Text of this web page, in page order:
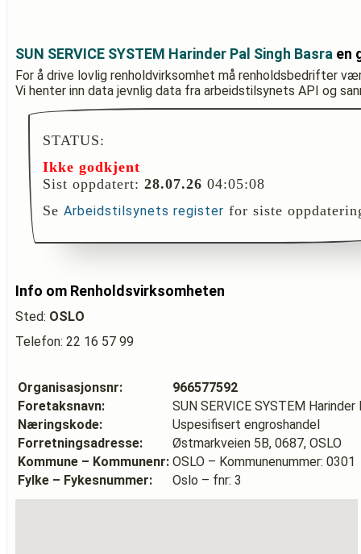
SUN SERVICE SYSTEM Harinder Pal Singh Basra en
For å drive lovlig renholdvirksomhet må renholdsbedrifter
Vi henter inn data jevnlig data fra arbeidstilsynets API og
STATUS:
Ikke godkjent
Sist oppdatert: 28.07.26 04:05:08
Se Arbeidstilsynets register for siste
Info om Renholdsvirksomheten
Sted: OSLO
Telefon: 22 16 57 99
Organisasjonsnr:
966577592
Foretaksnavn:
SUN SERVICE SYSTEM Harinder
Næringskode:
Uspesifisert engroshandel
Forretningsadresse:
Østmarkveien 5B, 0687, OSLO
Kommune – Kommunenr: OSLO – Kommunenummer: 0301
Fylke – Fykesnummer:
Oslo – fnr: 3